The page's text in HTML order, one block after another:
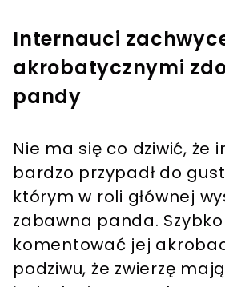
Internauci
akrobatycznymi
pandy
Nie ma się co dziwić, że
bardzo przypadł do
którym w roli głównej
zabawna panda. Szybko
komentować jej
podziwu, że zwierzę